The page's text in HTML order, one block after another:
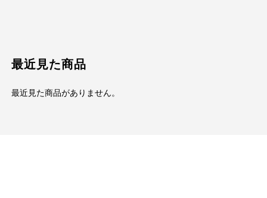
最近見た商品
最近見た商品がありません。